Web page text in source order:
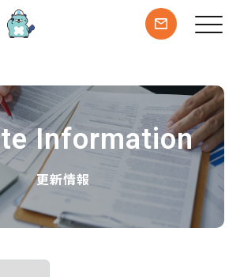
Information
更新情報